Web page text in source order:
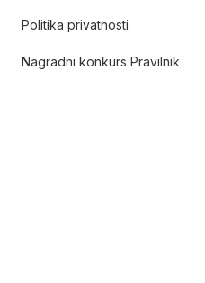
Politika privatnosti
Nagradni konkurs Pravilnik